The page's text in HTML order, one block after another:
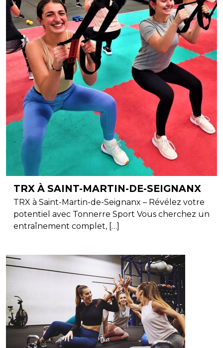
TRX À SAINT-MARTIN-DE-SEIGNANX
TRX à Saint-Martin-de-Seignanx – Révélez votre
potentiel avec Tonnerre Sport Vous cherchez un
entraînement complet, […]